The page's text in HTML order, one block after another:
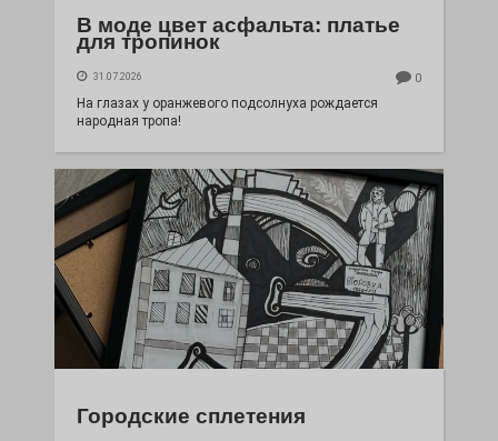
В моде цвет асфальта: платье
для тропинок
31.07.2026 0
На глазах у оранжевого подсолнуха рождается
народная тропа!
Городские сплетения